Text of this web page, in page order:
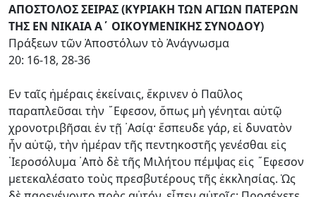
ΑΠΟΣΤΟΛΟΣ ΣΕΙΡΑΣ (ΚΥΡΙΑΚΗ ΤΩΝ ΑΓΙΩΝ ΠΑΤΕΡΩΝ
ΤΗΣ ΕΝ ΝΙΚΑΙΑ Α΄ ΟΙΚΟΥΜΕΝΙΚΗΣ ΣΥΝΟΔΟΥ)
Πράξεων τῶν Ἀποστόλων τὸ Ἀνάγνωσμα
20: 16-18, 28-36
Εν ταῖς ἡμέραις ἐκείναις, ἔκρινεν ὁ Παῦλος
παραπλεῦσαι τὴν ῎Εφεσον, ὅπως μὴ γένηται αὐτῷ
χρονοτριβῆσαι ἐν τῇ ᾿Ασίᾳ· ἔσπευδε γάρ, εἰ δυνατὸν
ἦν αὐτῷ, τὴν ἡμέραν τῆς πεντηκοστῆς γενέσθαι εἰς
῾Ιεροσόλυμα ᾿Απὸ δὲ τῆς Μιλήτου πέμψας εἰς ῎Εφεσον
μετεκαλέσατο τοὺς πρεσβυτέρους τῆς ἐκκλησίας. Ὡς